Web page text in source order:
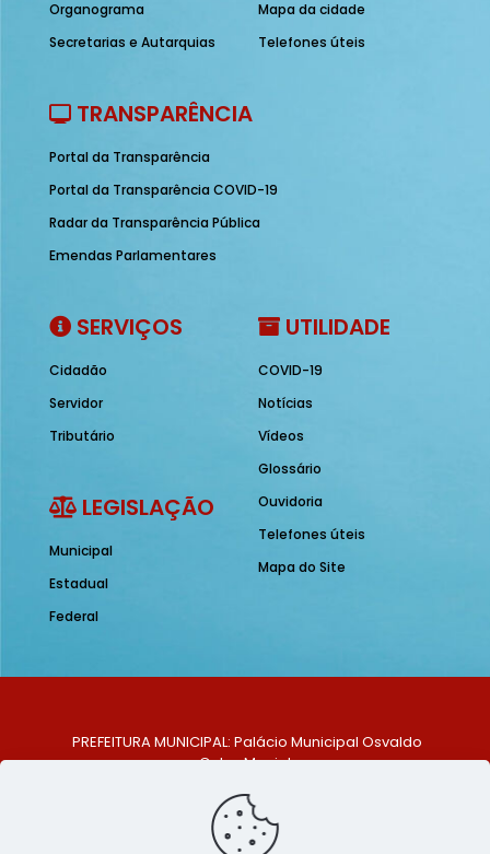
Organograma
Secretarias e Autarquias
Mapa da cidade
Telefones úteis
TRANSPARÊNCIA
Portal da Transparência
Portal da Transparência COVID-19
Radar da Transparência Pública
Emendas Parlamentares
SERVIÇOS
Cidadão
Servidor
Tributário
LEGISLAÇÃO
Municipal
Estadual
Federal
UTILIDADE
COVID-19
Notícias
Vídeos
Glossário
Ouvidoria
Telefones úteis
Mapa do Site
PREFEITURA MUNICIPAL: Palácio Municipal Osvaldo
Celso Maciel
Centro, São Bento do Una - PE. CEP: 553370-128
TELEFONE: (81) 99548-1569
E-MAIL: ouvidoria@saobentodouna.pe.gov.br